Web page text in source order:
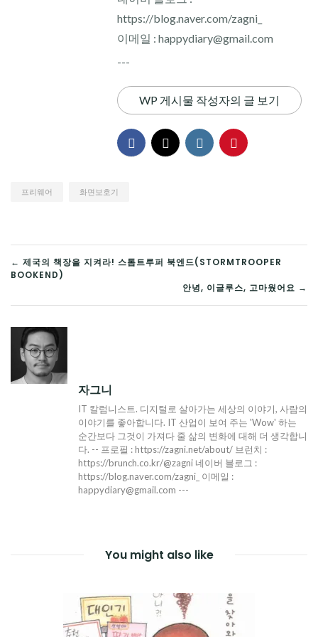
https://blog.naver.com/zagni_
이메일 : happydiary@gmail.com
---
WP 게시물 작성자의 글 보기
프리웨어 화면보호기
글
탐
색
← 제국의 책장을 지켜라! 스톰트루퍼 북엔드(STORMTROOPER
BOOKEND)
안녕, 이글루스, 고마웠어요 →
자그니
IT 칼럼니스트. 디지털로 살아가는 세상의 이야기, 사람의
이야기를 좋아합니다. IT 산업이 보여 주는 'Wow' 하는
순간보다 그것이 가져다 줄 삶의 변화에 대해 더 생각합니
다. -- 프로필 : https://zagni.net/about/ 브런치 :
https://brunch.co.kr/@zagni 네이버 블로그 :
https://blog.naver.com/zagni_ 이메일 :
happydiary@gmail.com ---
You might also like